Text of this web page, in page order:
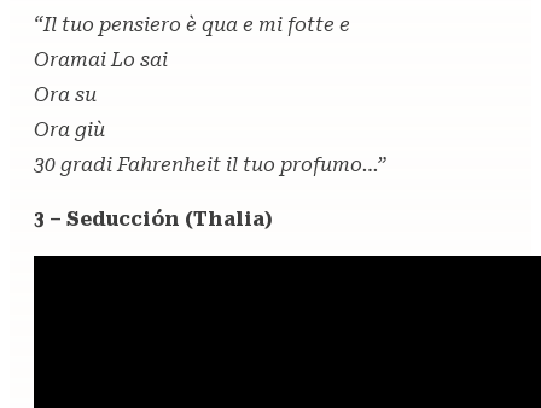
“Il tuo pensiero è qua e mi fotte e
Oramai Lo sai
Ora su
Ora giù
30 gradi Fahrenheit il tuo profumo…”
3 – Seducción (Thalia)